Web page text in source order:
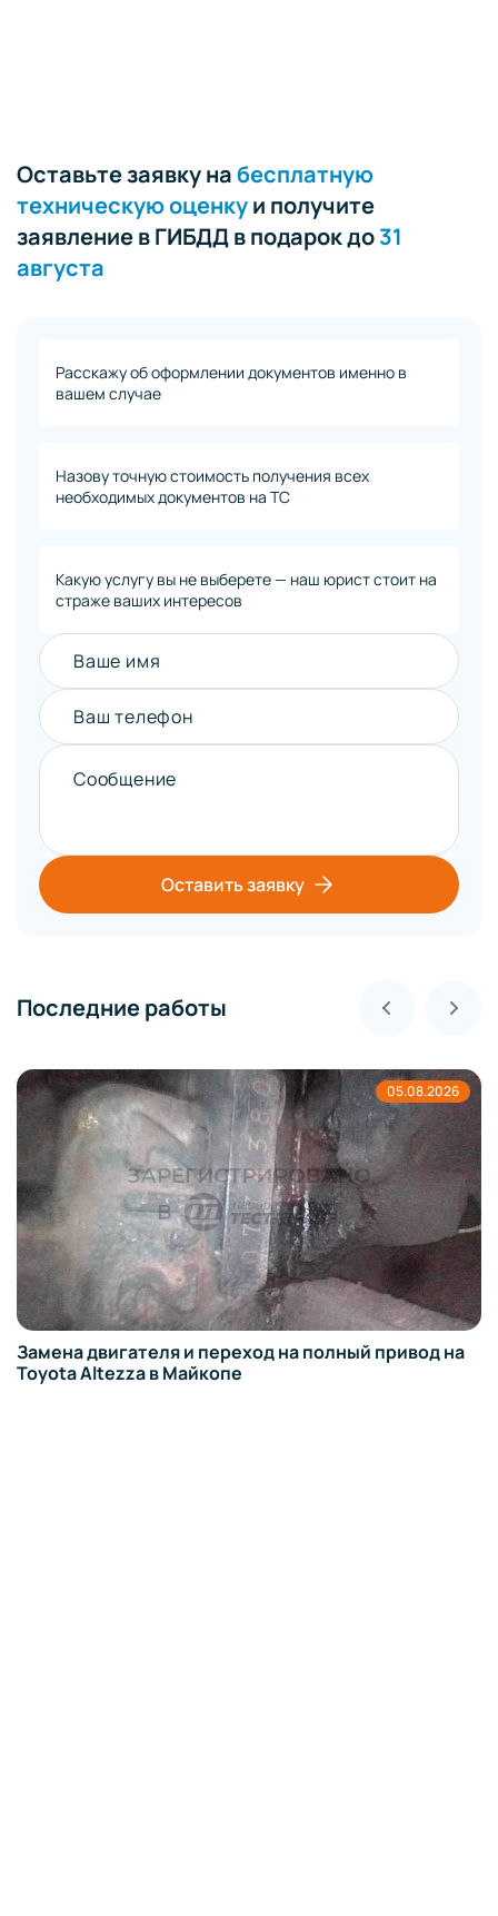
Оставьте заявку набесплатную
техническую оценкуи получите
заявление в ГИБДД в подарок до31
августа
Расскажу об оформлении документов именно в
вашем случае
Назову точную стоимость получения всех
необходимых документов на ТС
Какую услугу вы не выберете — наш юрист стоит на
страже ваших интересов
Ваше имя
Ваш телефон
Сообщение
Оставить заявку
Последние работы
05.08.2026
Замена двигателя и переход на полный привод на
Toyota Altezza в Майкопе